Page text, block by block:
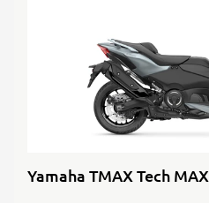
Yamaha TMAX Tech MAX